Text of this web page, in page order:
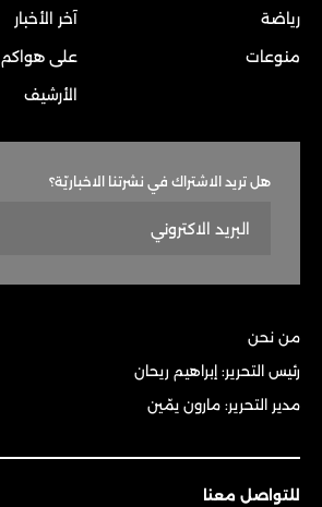
رياضة
منوعات
آخر الأخبار
على هواكم
الأرشيف
هل تريد الاشتراك في نشرتنا الاخباريّة؟
من نحن
رئيس التحرير: إبراهيم ريحان
مدير التحرير: مارون يمّين
للتواصل معنا